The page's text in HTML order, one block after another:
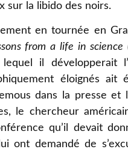
sur la libido des noirs.
en tournée en
from a life in science
il développerait
éloignés
dans la presse et
le chercheur
qu’il devait
ont demandé de